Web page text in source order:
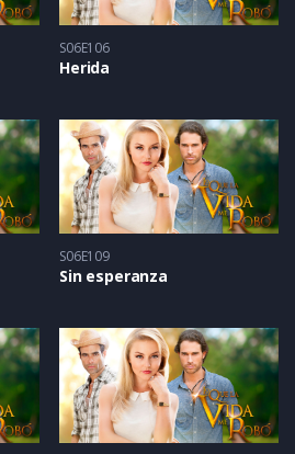
S06E106
Herida
S06E109
Sin esperanza